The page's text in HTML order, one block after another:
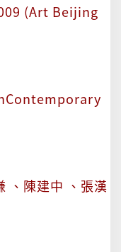
(Art Beijing
、陳建中 、張漢